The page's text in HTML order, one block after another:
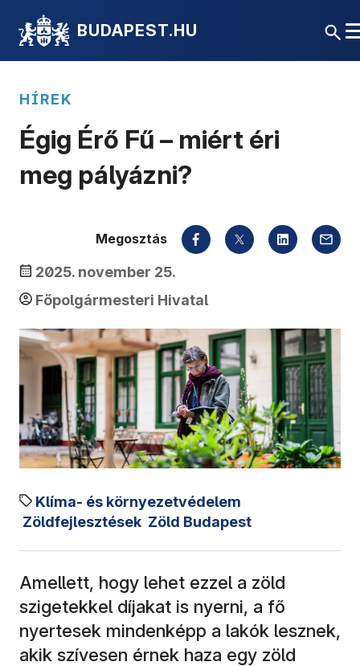
BUDAPEST.HU
HÍREK
Égig Érő Fű – miért éri
meg pályázni?
2025. november 25.
Főpolgármesteri Hivatal
Klíma- és környezetvédelem
Zöldfejlesztések Zöld Budapest
Megosztás
Amellett, hogy lehet ezzel a zöld
szigetekkel díjakat is nyerni, a fő
nyertesek mindenképp a lakók lesznek,
akik szívesen érnek haza egy zöld